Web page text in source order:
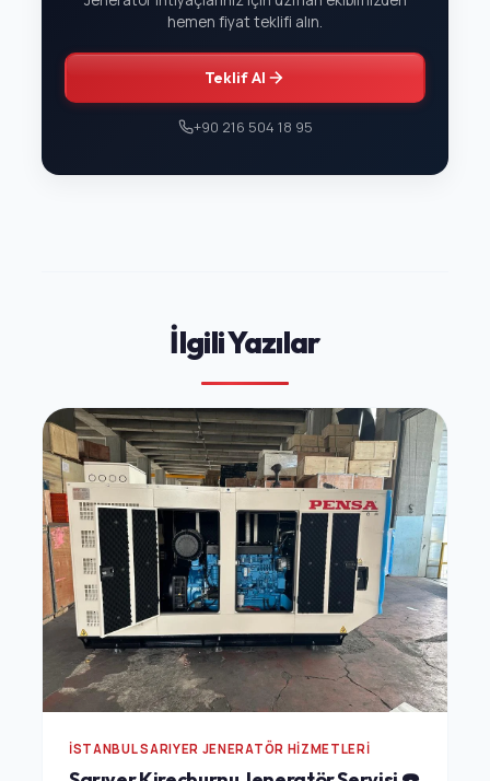
hemen fiyat teklifi alın.
Teklif Al
+90 216 504 18 95
İlgili Yazılar
İSTANBUL SARIYER JENERATÖR HIZMETLERI